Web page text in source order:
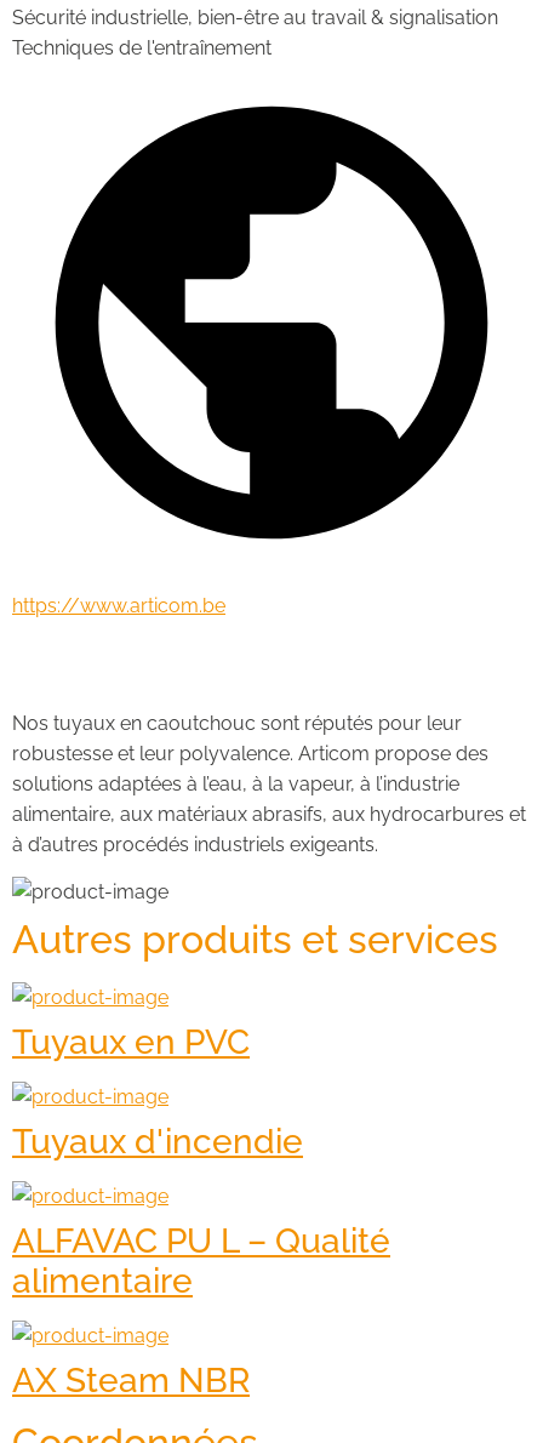
Sécurité industrielle, bien-être au travail & signalisation
Techniques de l'entraînement
https://www.articom.be
Nos tuyaux en caoutchouc sont réputés pour leur
robustesse et leur polyvalence. Articom propose des
solutions adaptées à l’eau, à la vapeur, à l’industrie
alimentaire, aux matériaux abrasifs, aux hydrocarbures et
à d’autres procédés industriels exigeants.
Autres produits et services
Tuyaux en PVC
Tuyaux d'incendie
ALFAVAC PU L – Qualité
alimentaire
AX Steam NBR